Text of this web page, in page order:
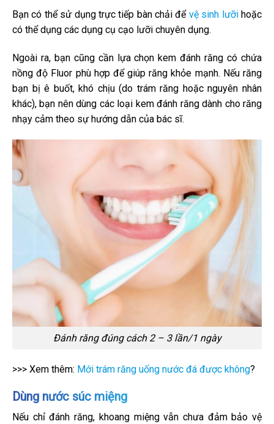
Bạn có thể sử dụng trực tiếp bàn chải để vệ sinh lưỡihoặc
có thể dụng các dụng cụ cạo lưỡi chuyên dụng.
Ngoài ra, bạn cũng cần lựa chọn kem đánh răng có chứa
nồng độ Fluor phù hợp để giúp răng khỏe mạnh. Nếu răng
bạn bị ê buốt, khó chịu (do trám răng hoặc nguyên nhân
khác), bạn nên dùng các loại kem đánh răng dành cho răng
nhạy cảm theo sự hướng dẫn của bác sĩ.
Đánh răng đúng cách 2 – 3 lần/1 ngày
>>> Xem thêm: Mới trám răng uống nước đá được không?
Dùng nước súc miệng
Nếu chỉ đánh răng, khoang miệng vẫn chưa đảm bảo vệ